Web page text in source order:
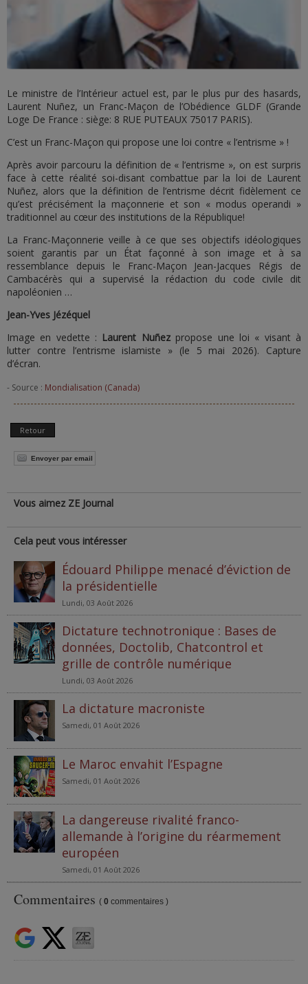
Le ministre de l’Intérieur actuel est, par le plus pur des hasards,
Laurent Nuñez, un Franc-Maçon de l’Obédience GLDF (Grande
Loge De France : siège: 8 RUE PUTEAUX 75017 PARIS).
C’est un Franc-Maçon qui propose une loi contre « l’entrisme » !
Après avoir parcouru la définition de « l’entrisme », on est surpris
face à cette réalité soi-disant combattue par la loi de Laurent
Nuñez, alors que la définition de l’entrisme décrit fidèlement ce
qu’est précisément la maçonnerie et son « modus operandi »
traditionnel au cœur des institutions de la République!
La Franc-Maçonnerie veille à ce que ses objectifs idéologiques
soient garantis par un État façonné à son image et à sa
ressemblance depuis le Franc-Maçon Jean-Jacques Régis de
Cambacérès qui a supervisé la rédaction du code civile dit
napoléonien …
Jean-Yves Jézéquel
Image en vedette : Laurent Nuñezpropose une loi « visant à
lutter contre l’entrisme islamiste » (le 5 mai 2026). Capture
d’écran.
- Source : Mondialisation (Canada)
Retour
Envoyer par email
Vous aimez ZE Journal
Cela peut vous intéresser
Édouard Philippe menacé d’éviction de
la présidentielle
Lundi, 03 Août 2026
Dictature technotronique : Bases de
données, Doctolib, Chatcontrol et
grille de contrôle numérique
Lundi, 03 Août 2026
La dictature macroniste
Samedi, 01 Août 2026
Le Maroc envahit l’Espagne
Samedi, 01 Août 2026
La dangereuse rivalité franco-
allemande à l’origine du réarmement
européen
Samedi, 01 Août 2026
Commentaires ( 0 commentaires )